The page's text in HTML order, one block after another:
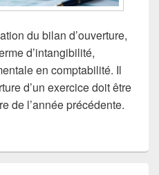
du bilan d’ouverture,
d’intangibilité,
en comptabilité. Il
d’un exercice doit être
de l’année précédente.